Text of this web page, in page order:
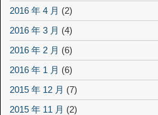
2016 年 4 月 (2)
2016 年 3 月 (4)
2016 年 2 月 (6)
2016 年 1 月 (6)
2015 年 12 月 (7)
2015 年 11 月 (2)